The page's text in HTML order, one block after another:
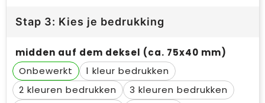
Stap 3: Kies je bedrukking
midden auf dem deksel (ca. 75x40 mm)
Onbewerkt
1
2
3